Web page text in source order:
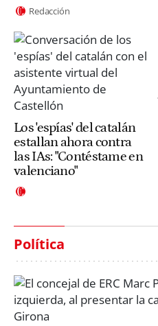
Redacción
Los 'espías' del catalán
estallan ahora contra
las IAs: "Contéstame en
valenciano"
Política